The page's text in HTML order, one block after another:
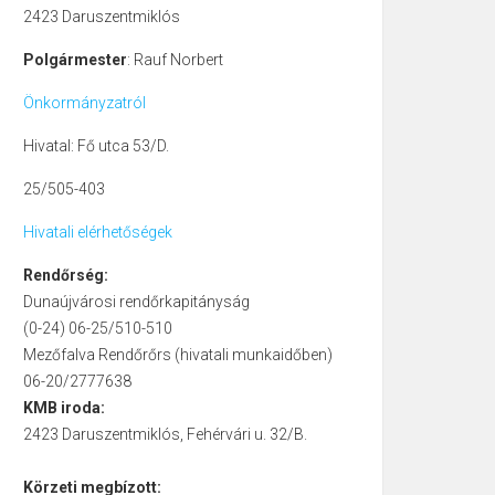
2423 Daruszentmiklós
Polgármester: Rauf Norbert
Önkormányzatról
Hivatal: Fő utca 53/D.
25/505-403
Hivatali elérhetőségek
Rendőrség:
Dunaújvárosi rendőrkapitányság
(0-24) 06-25/510-510
Mezőfalva Rendőrőrs (hivatali munkaidőben)
06-20/2777638
KMB iroda:
2423 Daruszentmiklós, Fehérvári u. 32/B.
Körzeti megbízott: